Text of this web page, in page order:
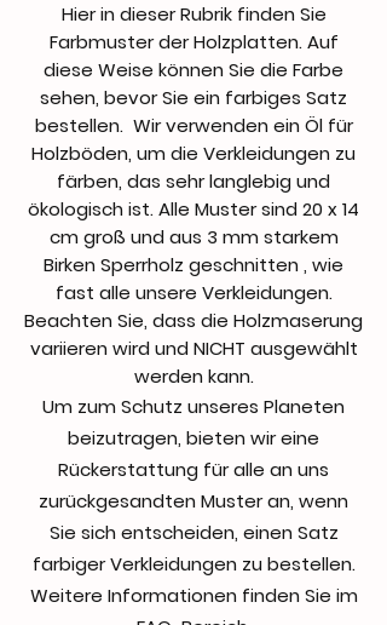
Hier in dieser Rubrik finden Sie
Farbmuster der Holzplatten. Auf
diese Weise können Sie die Farbe
sehen, bevor Sie ein farbiges Satz
bestellen. Wir verwenden ein Öl für
Holzböden, um die Verkleidungen zu
färben, das sehr langlebig und
ökologisch ist. Alle Muster sind 20 x 14
cm groß und aus 3 mm starkem
Birken Sperrholz geschnitten , wie
fast alle unsere Verkleidungen.
Beachten Sie, dass die Holzmaserung
variieren wird und NICHT ausgewählt
werden kann.
Um zum Schutz unseres Planeten
beizutragen, bieten wir eine
Rückerstattung für alle an uns
zurückgesandten Muster an, wenn
Sie sich entscheiden, einen Satz
farbiger Verkleidungen zu bestellen.
Weitere Informationen finden Sie im